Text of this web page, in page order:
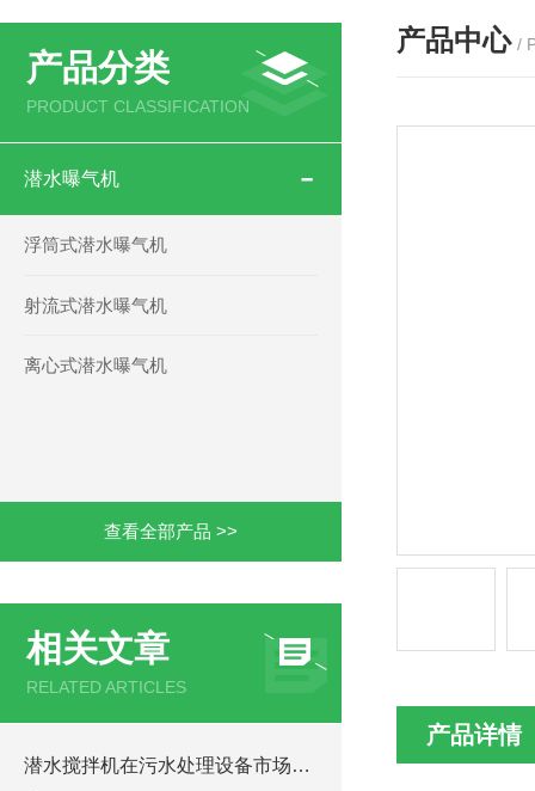
产品分类
PRODUCT CLASSIFICATION
潜水曝气机
浮筒式潜水曝气机
射流式潜水曝气机
离心式潜水曝气机
查看全部产品 >>
相关文章
RELATED ARTICLES
潜水搅拌机在污水处理设备市场的发展及产品优势
产品中心 /
产品详情